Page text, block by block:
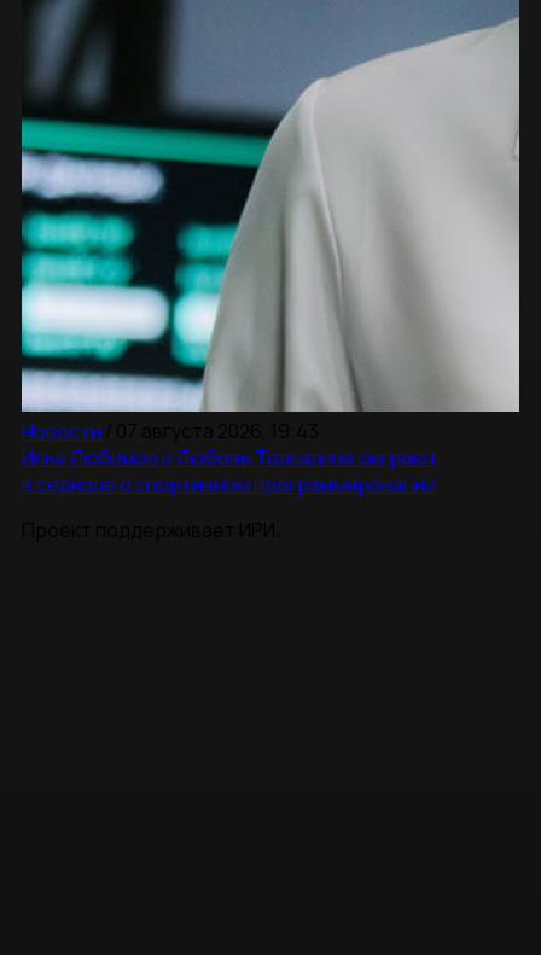
Новости
Илья Любимов и Любовь Толкалина сыграют
в сериале о спортивном программировании